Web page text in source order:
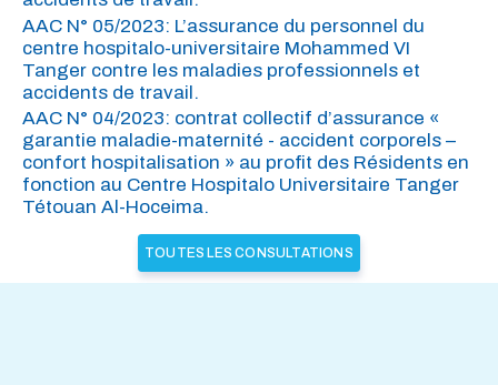
AAC N° 05/2023: L’assurance du personnel du
centre hospitalo-universitaire Mohammed VI
Tanger contre les maladies professionnels et
accidents de travail.
AAC N° 04/2023: contrat collectif d’assurance «
garantie maladie-maternité - accident corporels –
confort hospitalisation » au profit des Résidents en
fonction au Centre Hospitalo Universitaire Tanger
Tétouan Al-Hoceima.
TOUTES LES CONSULTATIONS